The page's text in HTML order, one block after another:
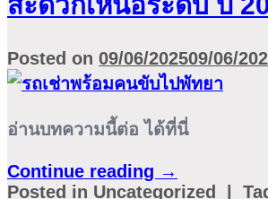
Posted on 09/06/202509/06/
อ่านบทความนี้ต่อ ได้ที่นี่
Continue reading →
Posted in Uncategorized